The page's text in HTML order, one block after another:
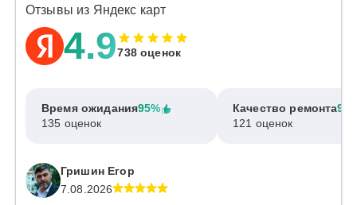
Отзывы из Яндекс карт
4.9738 оценок
Время ожидания95%
135 оценок
Качество ремонта
121 оценок
Гришин Егор
7.08.2026